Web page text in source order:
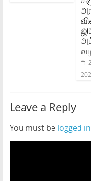
Leave a Reply
You must be logged in